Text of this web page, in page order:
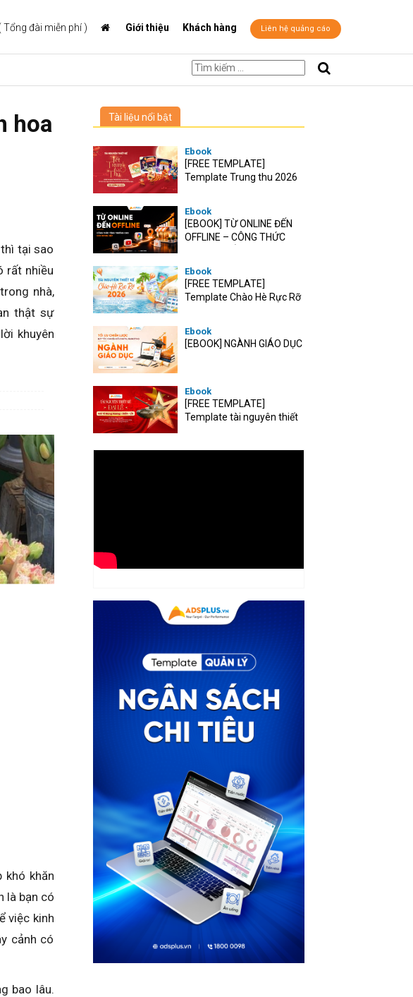
Tổng đài miễn phí ) Giới thiệu Khách hàng Liên hệ quảng cáo
hoa
tại sao
rất nhiều
nhà,
thật sự
khuyên
khó khăn
là bạn có
việc kinh
cảnh có
bao lâu.
Tài liệu nổi bật
Ebook
[FREE TEMPLATE]
Template Trung thu 2026
Ebook
[EBOOK] TỪ ONLINE ĐẾN
OFFLINE – CÔNG THỨC
Ebook
[FREE TEMPLATE]
Template Chào Hè Rực Rỡ
Ebook
[EBOOK] NGÀNH GIÁO DỤC
Ebook
[FREE TEMPLATE]
Template tài nguyên thiết